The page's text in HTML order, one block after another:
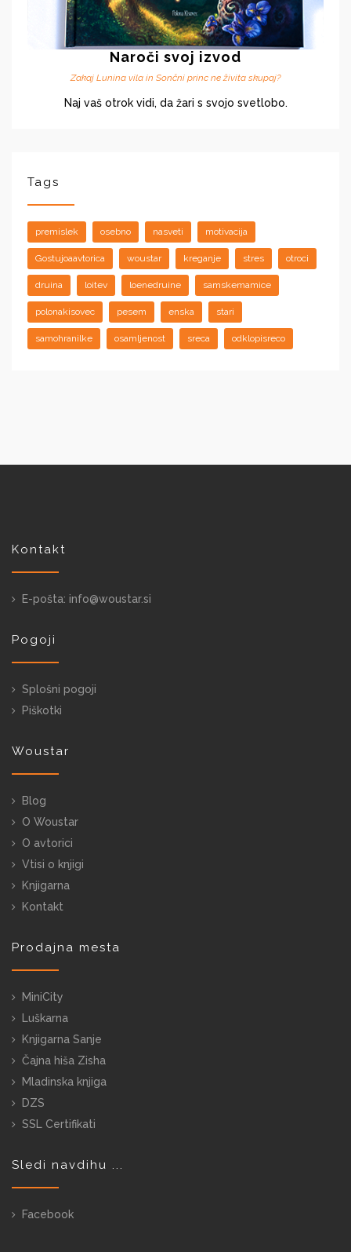
Naroči svoj izvod
Zakaj Lunina vila in Sončni princ ne živita skupaj?
Naj vaš otrok vidi, da žari s svojo svetlobo.
Tags
premislek osebno nasveti motivacija
Gostujoaavtorica woustar kreganje stres otroci
druina loitev loenedruine samskemamice
polonakisovec pesem enska stari
samohranilke osamljenost sreca odklopisreco
Kontakt
E-pošta: info@woustar.si
Pogoji
Splošni pogoji
Piškotki
Woustar
Blog
O Woustar
O avtorici
Vtisi o knjigi
Knjigarna
Kontakt
Prodajna mesta
MiniCity
Luškarna
Knjigarna Sanje
Čajna hiša Zisha
Mladinska knjiga
DZS
SSL Certifikati
Sledi navdihu ...
Facebook